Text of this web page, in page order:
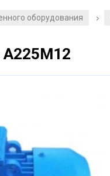
оборудования /
А225М12